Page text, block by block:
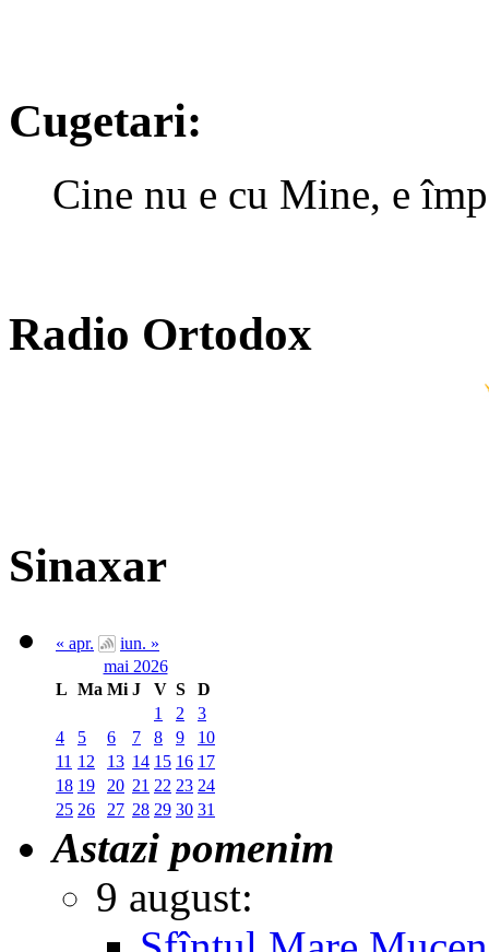
Cugetari:
Cine nu e cu Mine, e
Radio Ortodox
Sinaxar
« apr.
iun. »
mai 2026
L Ma Mi J V S
D
1
2
3
4
5 6 7 8 9
10
11 12 13 14 15 16 17
18 19 20 21 22 23 24
25 26 27 28 29 30 31
Astazi pomenim
9 august: